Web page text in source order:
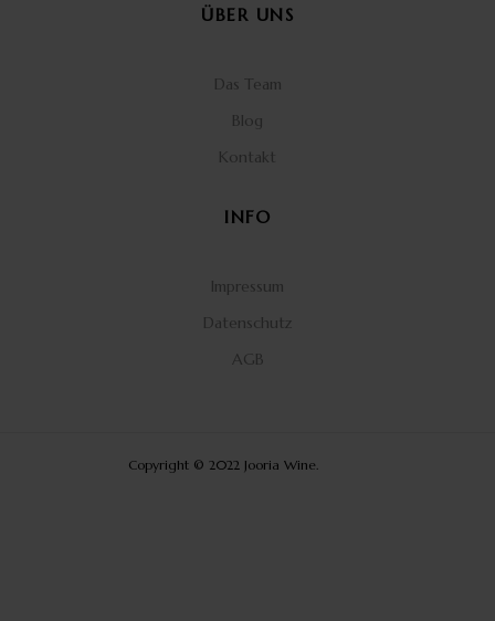
ÜBER UNS
Das Team
Blog
Kontakt
INFO
Impressum
Datenschutz
AGB
Copyright © 2022 Jooria Wine.